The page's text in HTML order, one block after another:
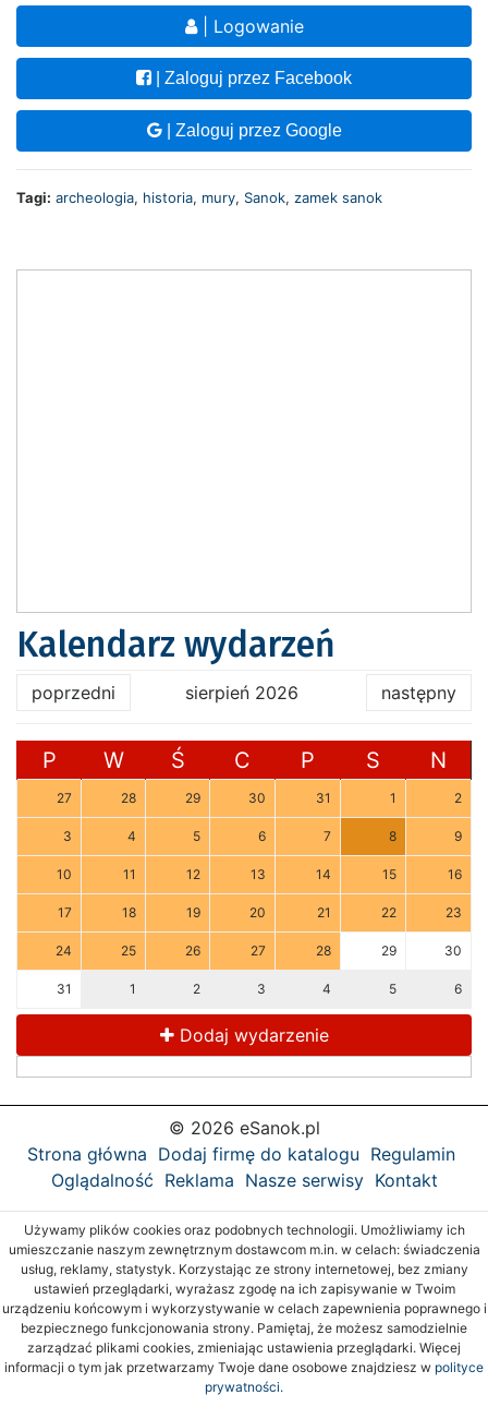
| Logowanie
| Zaloguj przez Facebook
| Zaloguj przez Google
Tagi: archeologia, historia, mury, Sanok, zamek sanok
Kalendarz wydarzeń
poprzedni sierpień 2026 następny
P W Ś C P S N
27 28 29 30 31 1 2
3 4 5 6 7 8 9
10 11 12 13 14 15 16
17 18 19 20 21 22 23
24 25 26 27 28 29 30
31 1 2 3 4 5 6
Dodaj wydarzenie
© 2026 eSanok.pl
Strona główna Dodaj firmę do katalogu Regulamin
Oglądalność Reklama Nasze serwisy Kontakt
Używamy plików cookies oraz podobnych technologii. Umożliwiamy ich
umieszczanie naszym zewnętrznym dostawcom m.in. w celach: świadczenia
usług, reklamy, statystyk. Korzystając ze strony internetowej, bez zmiany
ustawień przeglądarki, wyrażasz zgodę na ich zapisywanie w Twoim
urządzeniu końcowym i wykorzystywanie w celach zapewnienia poprawnego i
bezpiecznego funkcjonowania strony. Pamiętaj, że możesz samodzielnie
zarządzać plikami cookies, zmieniając ustawienia przeglądarki. Więcej
informacji o tym jak przetwarzamy Twoje dane osobowe znajdziesz w polityce
prywatności.